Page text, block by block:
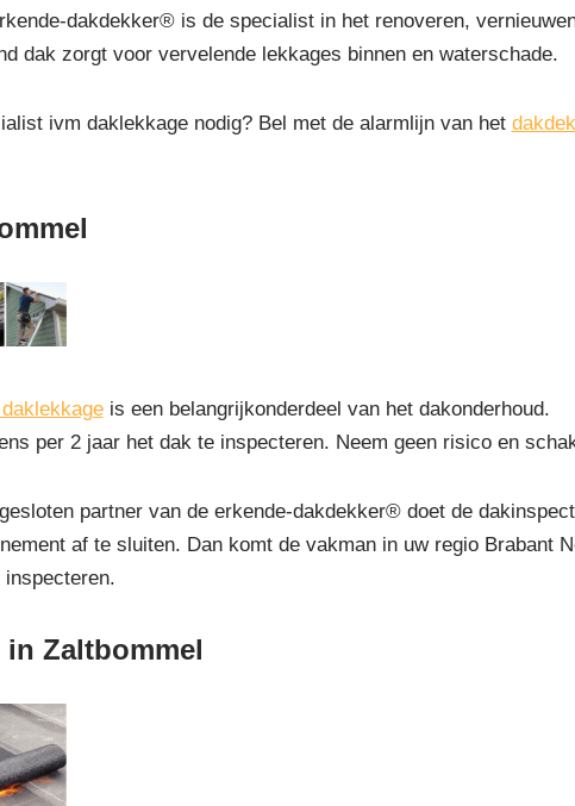
dakdekker® is de specialist in het renoveren,
dak zorgt voor vervelende lekkages binnen en waterschade.
ivm daklekkage nodig? Bel met de alarmlijn van het
is een belangrijkonderdeel van het dakonderhoud.
per 2 jaar het dak te inspecteren. Neem geen risico en
partner van de erkende-dakdekker® doet de
af te sluiten. Dan komt de vakman in uw regio Brabant
in Zaltbommel